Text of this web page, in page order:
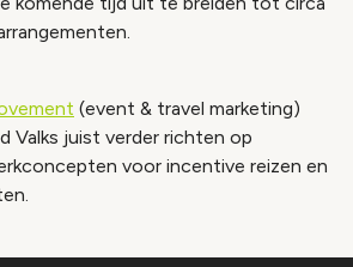
(event & travel marketing)
Valks juist verder richten op
voor incentive reizen en